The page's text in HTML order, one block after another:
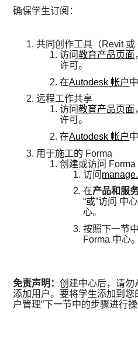
确保学生订阅：
共同创作工具（Revit 或
访问教育产品页面
许可。
在Autodesk 帐户
远程工作共享
访问教育产品页面
许可。
在Autodesk 帐户
用于施工的 Forma
创建或访问 Forma
访问
在产品和服
“或”访问 中
心。
按照下一节
Forma 中心
免责声明：创建中心后，请勿
添加用户。要将学生添加到您
户管理”下一节中的步骤进行